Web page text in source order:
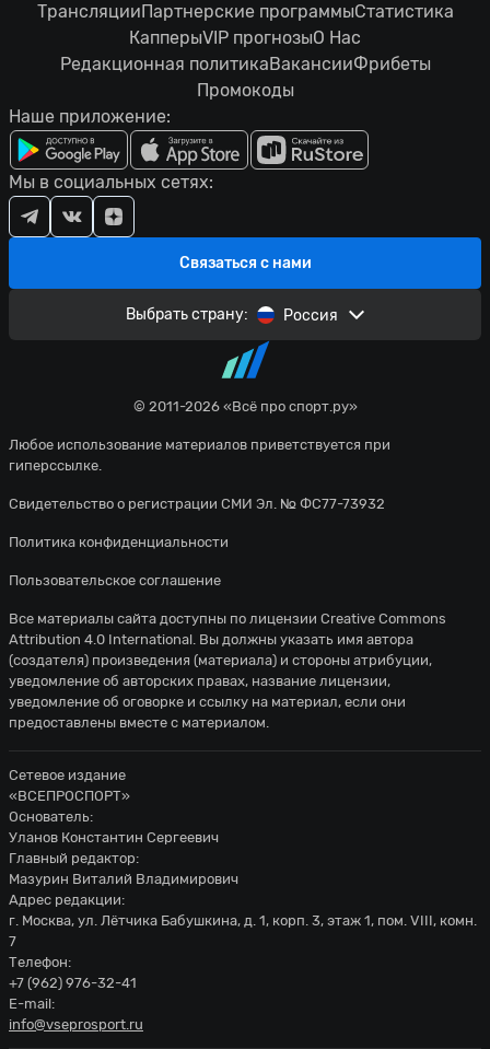
© 2011-2026 «Всё про спорт.ру»
Любое использование материалов приветствуется при
гиперссылке.
Свидетельство о регистрации СМИ Эл. № ФС77-73932
Политика конфиденциальности
Пользовательское соглашение
ТрансляцииПартнерские программыСтатистика
КапперыVIP прогнозыО Нас
Редакционная политикаВакансииФрибеты
Промокоды
Наше приложение:
Связаться с нами
Мы в социальных сетях:
Выбрать страну: Россия
Все материалы сайта доступны по лицензии Creative Commons
Attribution 4.0 International. Вы должны указать имя автора
(создателя) произведения (материала) и стороны атрибуции,
уведомление об авторских правах, название лицензии,
уведомление об оговорке и ссылку на материал, если они
предоставлены вместе с материалом.
Сетевое издание
«ВСЕПРОСПОРТ»
Основатель:
Уланов Константин Сергеевич
Главный редактор:
Мазурин Виталий Владимирович
Адрес редакции:
г. Москва, ул. Лётчика Бабушкина, д. 1, корп. 3, этаж 1, пом. VIII, комн.
7
Телефон:
+7 (962) 976-32-41
E-mail:
info@vseprosport.ru